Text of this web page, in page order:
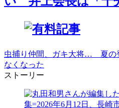
虫捕り仲間、ガキ大将… 夏の
なくなった
ストーリー